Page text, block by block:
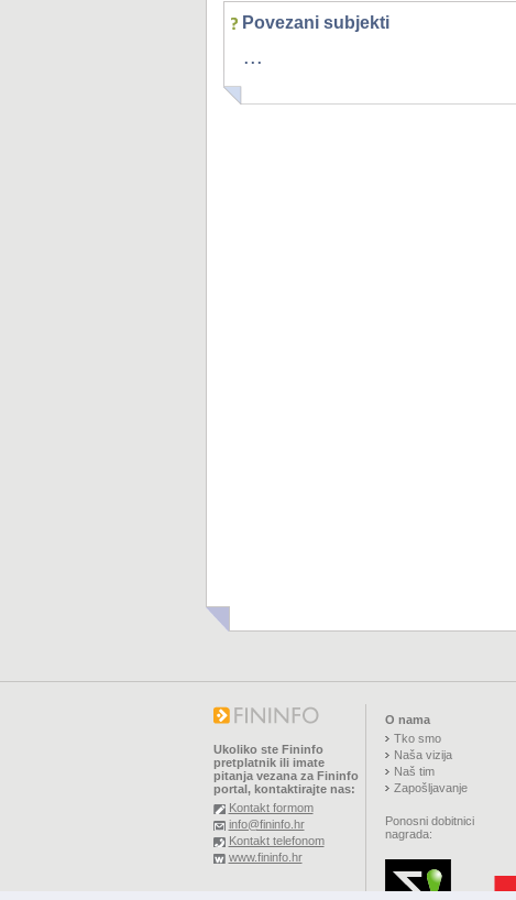
Povezani subjekti
...
Ukoliko ste Fininfo
pretplatnik ili imate
pitanja vezana za Fininfo
portal, kontaktirajte nas:
Kontakt formom
info@fininfo.hr
Kontakt telefonom
www.fininfo.hr
O nama
Tko smo
Naša vizija
Naš tim
Zapošljavanje
Ponosni dobitnici
nagrada: